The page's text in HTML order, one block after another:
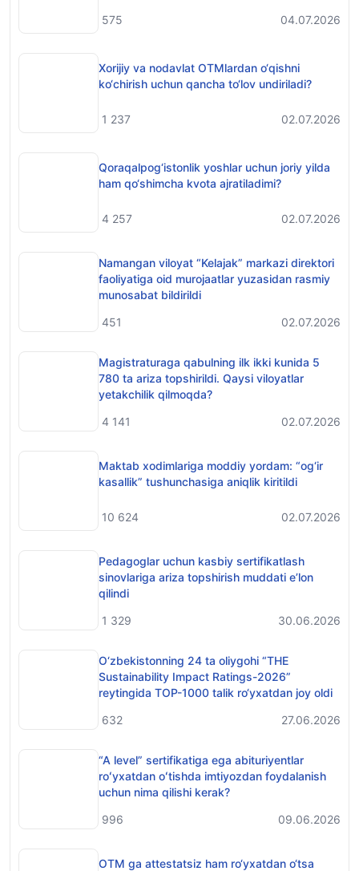
575 04.07.2026
Xorijiy va nodavlat OTMlardan o‘qishni
ko‘chirish uchun qancha to‘lov undiriladi?
1 237 02.07.2026
Qoraqalpog‘istonlik yoshlar uchun joriy yilda
ham qo‘shimcha kvota ajratiladimi?
4 257 02.07.2026
Namangan viloyat “Kelajak” markazi direktori
faoliyatiga oid murojaatlar yuzasidan rasmiy
munosabat bildirildi
451
02.07.2026
Magistraturaga qabulning ilk ikki kunida 5
780 ta ariza topshirildi. Qaysi viloyatlar
yetakchilik qilmoqda?
4 141
02.07.2026
Maktab xodimlariga moddiy yordam: “og‘ir
kasallik” tushunchasiga aniqlik kiritildi
10 624 02.07.2026
Pedagoglar uchun kasbiy sertifikatlash
sinovlariga ariza topshirish muddati e’lon
qilindi
1 329
30.06.2026
O‘zbekistonning 24 ta oliygohi “THE
Sustainability Impact Ratings-2026”
reytingida TOP-1000 talik ro‘yxatdan joy oldi
632
27.06.2026
“A level” sertifikatiga ega abituriyentlar
roʻyxatdan oʻtishda imtiyozdan foydalanish
uchun nima qilishi kerak?
996
09.06.2026
OTM ga attestatsiz ham ro‘yxatdan o‘tsa